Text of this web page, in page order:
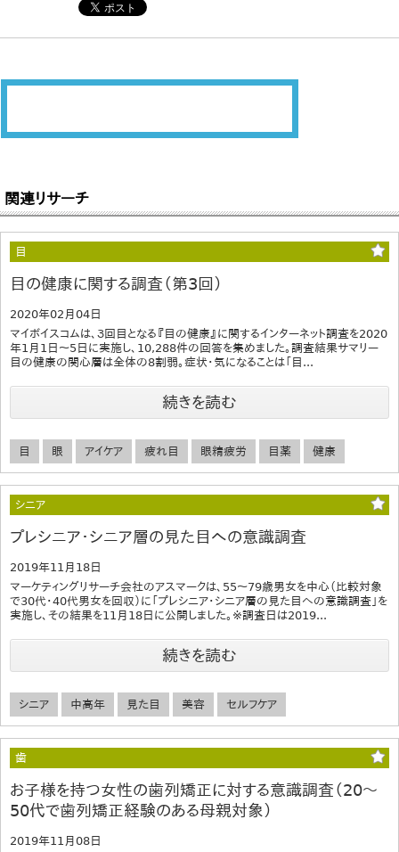
関連リサーチ
目
目の健康に関する調査（第3回）
2020年02月04日
マイボイスコムは、３回目となる『目の健康』に関するインターネット調査を2020
年1月1日～5日に実施し、10,288件の回答を集めました。調査結果サマリー
目の健康の関心層は全体の8割弱。症状・気になることは「目...
続きを読む
目 眼 アイケア 疲れ目 眼精疲労 目薬 健康
シニア
プレシニア・シニア層の見た目への意識調査
2019年11月18日
マーケティングリサーチ会社のアスマークは、55～79歳男女を中心（比較対象
で30代・40代男女を回収）に「プレシニア・シニア層の見た目への意識調査」を
実施し、その結果を11月18日に公開しました。※調査日は2019...
続きを読む
シニア 中高年 見た目 美容 セルフケア
歯
お子様を持つ女性の歯列矯正に対する意識調査（20～
50代で歯列矯正経験のある母親対象）
2019年11月08日